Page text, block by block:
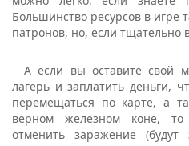
Большинство ресурсов в игре
патронов, но, если тщательно
А если вы оставите свой
лагерь и заплатить деньги,
перемещаться по карте, а
верном железном коне, то
отменить заражение (будут